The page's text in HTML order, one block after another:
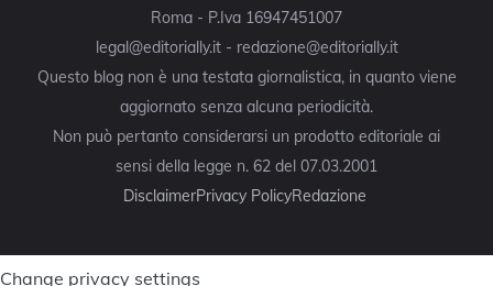
Roma - P.Iva 16947451007
legal@editorially.it - redazione@editorially.it
Questo blog non è una testata giornalistica, in quanto viene
aggiornato senza alcuna periodicità.
Non può pertanto considerarsi un prodotto editoriale ai
sensi della legge n. 62 del 07.03.2001
DisclaimerPrivacy PolicyRedazione
Change privacy settings